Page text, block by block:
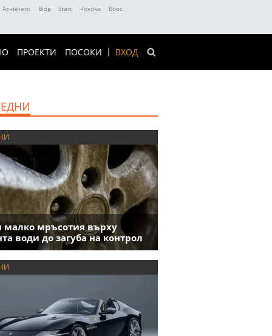
Az-deteto Blog Start Posoka
Boec
ВХОД
ПРОЕКТИ ПОСОКИ
малко мръсотия върху
води до загуба на контрол